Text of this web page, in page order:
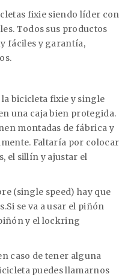
fixie siendo líder con
Todos sus productos
fáciles y garantía,
bicicleta fixie y single
una caja bien protegida.
montadas de fábrica y
Faltaría por colocar
el sillín y ajustar el
(single speed) hay que
se va a usar el piñón
y el lockring
caso de tener alguna
puedes llamarnos